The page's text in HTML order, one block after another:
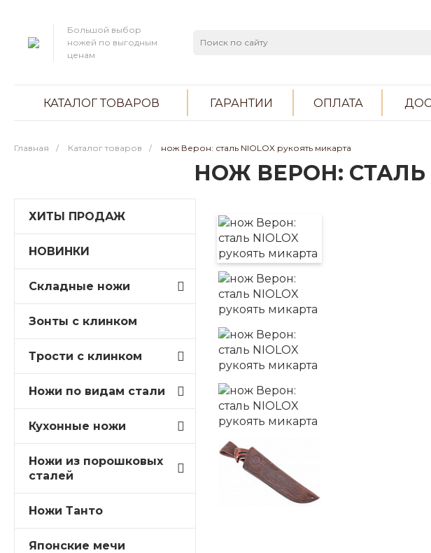
Большой выбор
ножей по выгодным
ценам
КАТАЛОГ ТОВАРОВ ГАРАНТИИ ОПЛАТА
Главная / Каталог товаров / нож Верон: сталь NIOLOX рукоять микарта
НОЖ ВЕРОН: СТАЛЬ
ХИТЫ ПРОДАЖ
НОВИНКИ
Складные ножи
Зонты с клинком
Трости c клинком
Ножи по видам стали
Кухонные ножи
Ножи из порошковых
сталей
Ножи Танто
Японские мечи